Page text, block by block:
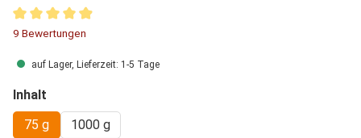
Durchschnittliche Bewertung von 4.94 von 5 Sternen
9 Bewertungen
auf Lager, Lieferzeit: 1-5 Tage
Inhalt
75 g
1000 g